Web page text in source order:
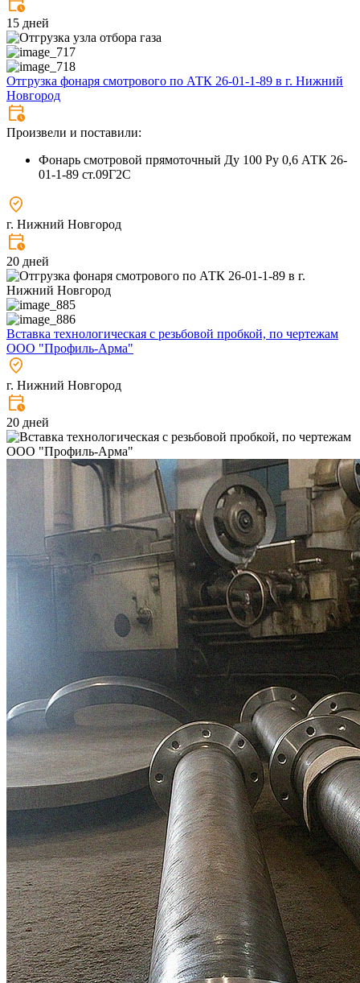
15 дней
Отгрузка фонаря смотрового по АТК 26-01-1-89 в г. Нижний
Новгород
Произвели и поставили:
Фонарь смотровой прямоточный Ду 100 Ру 0,6 АТК 26-
01-1-89 ст.09Г2С
г. Нижний Новгород
20 дней
Вставка технологическая с резьбовой пробкой, по чертежам
ООО "Профиль-Арма"
г. Нижний Новгород
20 дней